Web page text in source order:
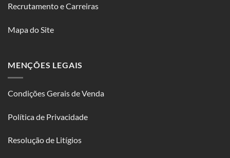
Recrutamento e Carreiras
Mapa do Site
MENÇÕES LEGAIS
Condições Gerais de Venda
Política de Privacidade
Resolução de Litígios